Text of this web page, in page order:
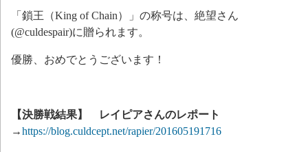
「鎖王（King of Chain）」の称号は、絶望さん
(@culdespair)に贈られます。
優勝、おめでとうございます！
【決勝戦結果】 レイピアさんのレポート
→https://blog.culdcept.net/rapier/201605191716